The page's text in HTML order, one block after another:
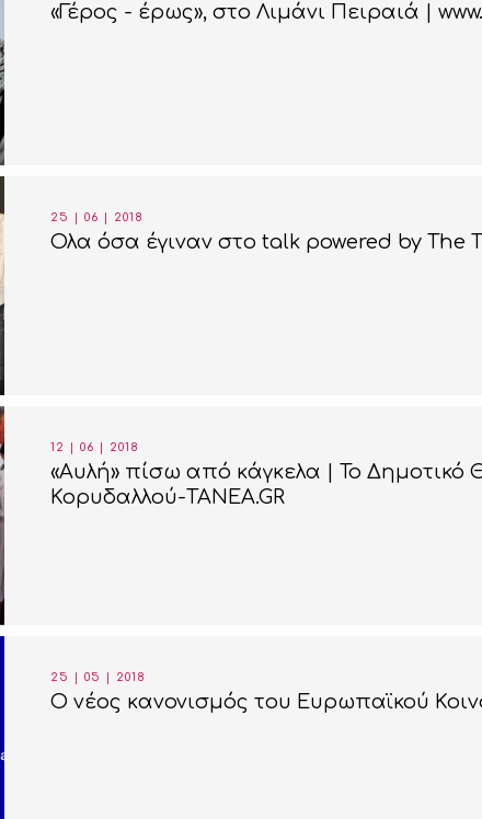
«Γέρος - έρως», στο Λιμάνι Πειραιά |
25 | 06 | 2018
Ολα όσα έγιναν στο talk powered by The
12 | 06 | 2018
«Αυλή» πίσω από κάγκελα | Το
Κορυδαλλού-TANEA.GR
25 | 05 | 2018
O νέος κανονισμός του Ευρωπαϊκού